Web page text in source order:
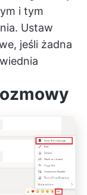
i tym
Ustaw
jeśli żadna